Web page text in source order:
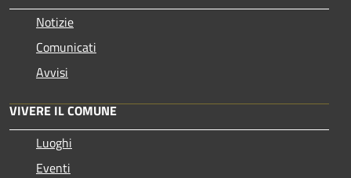
Notizie
Comunicati
Avvisi
VIVERE IL COMUNE
Luoghi
Eventi